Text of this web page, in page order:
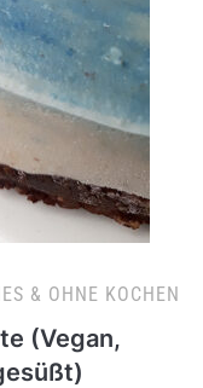
& OHNE KOCHEN
(Vegan,